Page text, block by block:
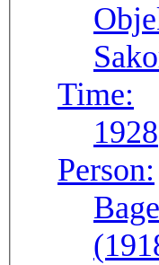
Time:
1928
Person: